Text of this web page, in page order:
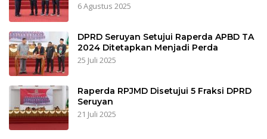
6 Agustus 2025
DPRD Seruyan Setujui Raperda APBD TA
2024 Ditetapkan Menjadi Perda
25 Juli 2025
Raperda RPJMD Disetujui 5 Fraksi DPRD
Seruyan
21 Juli 2025